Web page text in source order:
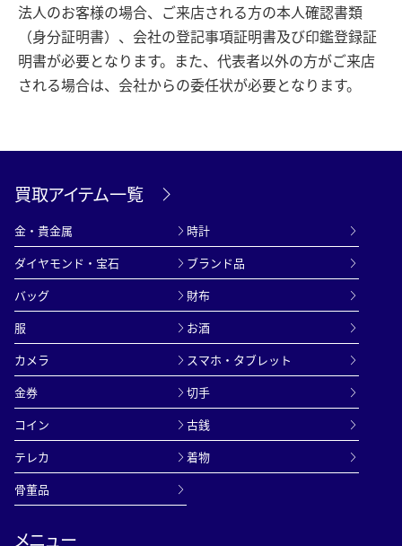
法人のお客様の場合、ご来店される方の本人確認書類
（身分証明書）、会社の登記事項証明書及び印鑑登録証
明書が必要となります。また、代表者以外の方がご来店
される場合は、会社からの委任状が必要となります。
買取アイテム一覧
金・貴金属
時計
ダイヤモンド・宝石
ブランド品
バッグ
財布
服
お酒
カメラ
スマホ・タブレット
金券
切手
コイン
古銭
テレカ
着物
骨董品
メニュー